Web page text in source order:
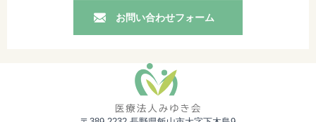
お問い合わせフォーム